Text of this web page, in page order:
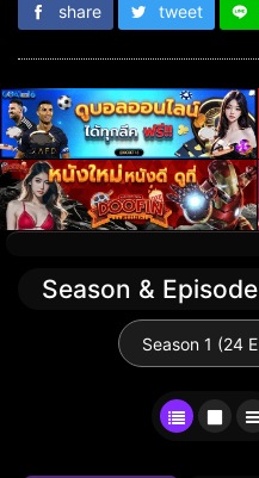
share tweet
Season & Episode